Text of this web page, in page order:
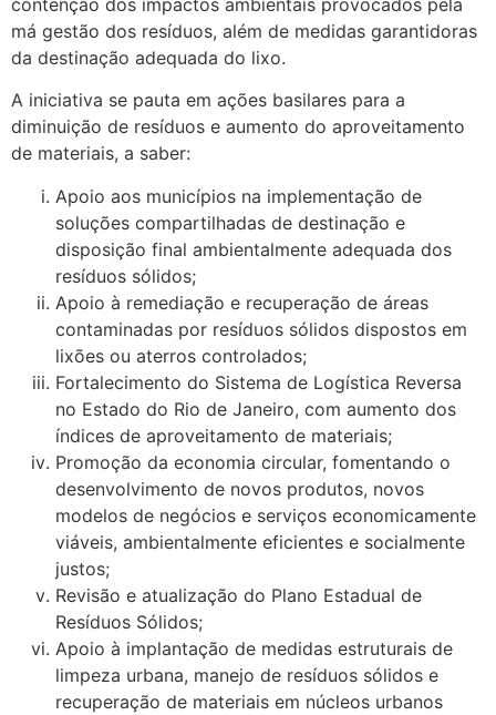
má gestão dos resíduos, além de medidas garantidoras
da destinação adequada do lixo.
A iniciativa se pauta em ações basilares para a
diminuição de resíduos e aumento do aproveitamento
de materiais, a saber:
Apoio aos municípios na implementação de
soluções compartilhadas de destinação e
disposição final ambientalmente adequada dos
resíduos sólidos;
Apoio à remediação e recuperação de áreas
contaminadas por resíduos sólidos dispostos em
lixões ou aterros controlados;
Fortalecimento do Sistema de Logística Reversa
no Estado do Rio de Janeiro, com aumento dos
índices de aproveitamento de materiais;
Promoção da economia circular, fomentando o
desenvolvimento de novos produtos, novos
modelos de negócios e serviços economicamente
viáveis, ambientalmente eficientes e socialmente
justos;
Revisão e atualização do Plano Estadual de
Resíduos Sólidos;
Apoio à implantação de medidas estruturais de
limpeza urbana, manejo de resíduos sólidos e
recuperação de materiais em núcleos urbanos